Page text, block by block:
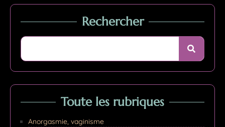
Rechercher
Toute les rubriques
Anorgasmie, vaginisme